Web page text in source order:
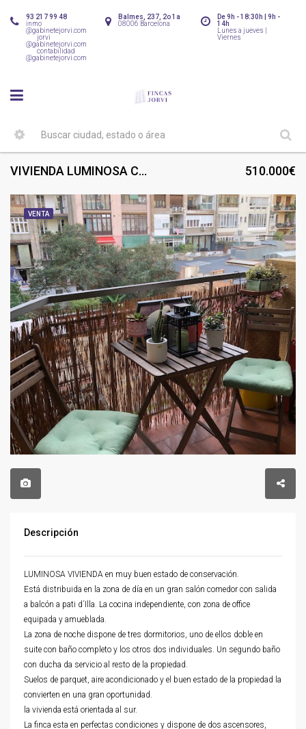
De 9h - 18:30h | 9h -
14h
Lunes a jueves |
Viernes
Balmes, 237, 2o 1a
08006 Barcelona
93 217 99 48
inmo
@gabinetejorvi.com
jorvi
@gabinetejorvi.com
contabilidad
@gabinetejorvi.com
VIVIENDA LUMINOSA CON BALCON 510.000€
VENTA
Descripción
LUMINOSA VIVIENDA en muy buen estado de conservación.
Está distribuida en la zona de día en un gran salón comedor con salida
a balcón a pati d´Illa. La cocina independiente, con zona de office
equipada y amueblada.
La zona de noche dispone de tres dormitorios, uno de ellos doble en
suite con baño completo y los otros dos individuales. Un segundo baño
con ducha da servicio al resto de la propiedad.
Suelos de parquet, aire acondicionado y el buen estado de la propiedad la
convierten en una gran oportunidad.
la vivienda está orientada al sur.
La finca esta en perfectas condiciones y dispone de dos ascensores,